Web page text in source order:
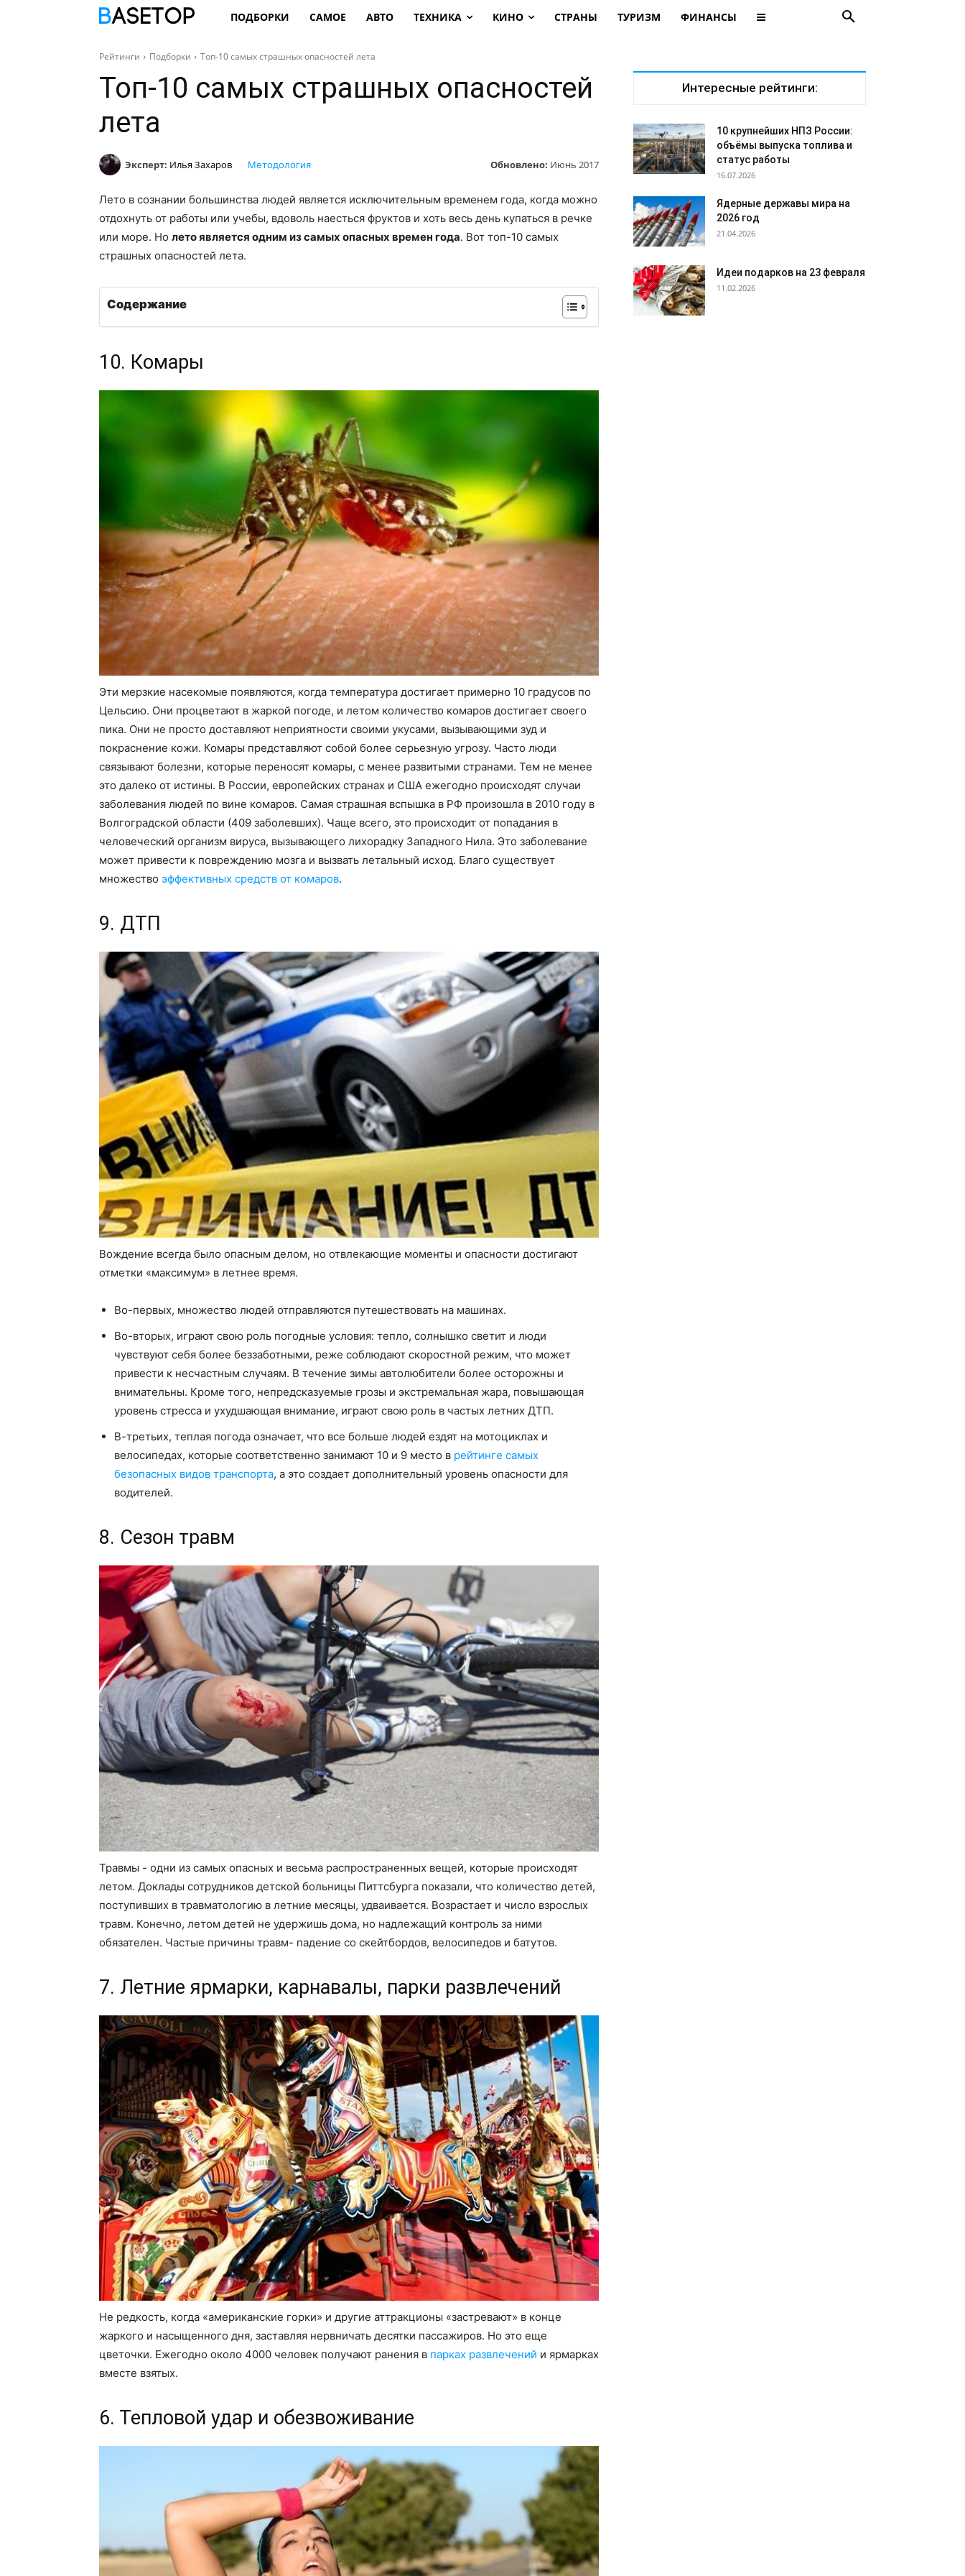
ПОДБОРКИ САМОЕ АВТО ТЕХНИКА КИНО СТРАНЫ ТУРИЗМ ФИНАНСЫ
Рейтинги Подборки Топ-10 самых страшных опасностей лета
Топ-10 самых страшных опасностей
лета
Эксперт: Илья Захаров Обновлено: Июнь 2017
Методология
Лето в сознании большинства людей является исключительным временем года, когда можно
отдохнуть от работы или учебы, вдоволь наесться фруктов и хоть весь день купаться в речке
или море. Но лето является одним из самых опасных времен года. Вот топ-10 самых
страшных опасностей лета.
Содержание
10. Комары
Эти мерзкие насекомые появляются, когда температура достигает примерно 10 градусов по
Цельсию. Они процветают в жаркой погоде, и летом количество комаров достигает своего
пика. Они не просто доставляют неприятности своими укусами, вызывающими зуд и
покраснение кожи. Комары представляют собой более серьезную угрозу. Часто люди
связывают болезни, которые переносят комары, с менее развитыми странами. Тем не менее
это далеко от истины. В России, европейских странах и США ежегодно происходят случаи
заболевания людей по вине комаров. Самая страшная вспышка в РФ произошла в 2010 году в
Волгоградской области (409 заболевших). Чаще всего, это происходит от попадания в
человеческий организм вируса, вызывающего лихорадку Западного Нила. Это заболевание
может привести к повреждению мозга и вызвать летальный исход. Благо существует
множество эффективных средств от комаров.
9. ДТП
Вождение всегда было опасным делом, но отвлекающие моменты и опасности достигают
отметки «максимум» в летнее время.
Во-первых, множество людей отправляются путешествовать на машинах.
Во-вторых, играют свою роль погодные условия: тепло, солнышко светит и люди
чувствуют себя более беззаботными, реже соблюдают скоростной режим, что может
привести к несчастным случаям. В течение зимы автолюбители более осторожны и
внимательны. Кроме того, непредсказуемые грозы и экстремальная жара, повышающая
уровень стресса и ухудшающая внимание, играют свою роль в частых летних ДТП.
В-третьих, теплая погода означает, что все больше людей ездят на мотоциклах и
велосипедах, которые соответственно занимают 10 и 9 место в рейтинге самых
безопасных видов транспорта, а это создает дополнительный уровень опасности для
водителей.
8. Сезон травм
Травмы - одни из самых опасных и весьма распространенных вещей, которые происходят
летом. Доклады сотрудников детской больницы Питтсбурга показали, что количество детей,
поступивших в травматологию в летние месяцы, удваивается. Возрастает и число взрослых
травм. Конечно, летом детей не удержишь дома, но надлежащий контроль за ними
обязателен. Частые причины травм- падение со скейтбордов, велосипедов и батутов.
7. Летние ярмарки, карнавалы, парки развлечений
Не редкость, когда «американские горки» и другие аттракционы «застревают» в конце
жаркого и насыщенного дня, заставляя нервничать десятки пассажиров. Но это еще
цветочки. Ежегодно около 4000 человек получают ранения в парках развлечений и ярмарках
вместе взятых.
6. Тепловой удар и обезвоживание
Интересные рейтинги:
10 крупнейших НПЗ России:
объёмы выпуска топлива и
статус работы
16.07.2026
Ядерные державы мира на
2026 год
21.04.2026
Идеи подарков на 23 февраля
11.02.2026